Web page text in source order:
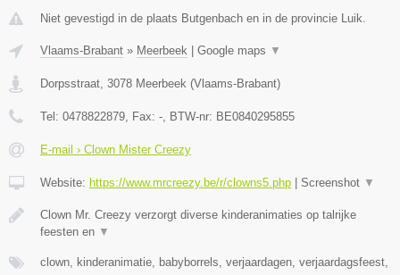
Niet gevestigd in de plaats Butgenbach en in de provincie Luik.
Vlaams-Brabant » Meerbeek Google maps ▼
Dorpsstraat, 3078 Meerbeek (Vlaams-Brabant)
Tel: 0478822879, Fax: -, BTW-nr: BE0840295855
E-mail › Clown Mister Creezy
Website: https://www.mrcreezy.be/r/clowns5.php Screenshot ▼
Clown Mr. Creezy verzorgt diverse kinderanimaties op talrijke
feesten en ▼
clown, kinderanimatie, babyborrels, verjaardagen, verjaardagsfeest,